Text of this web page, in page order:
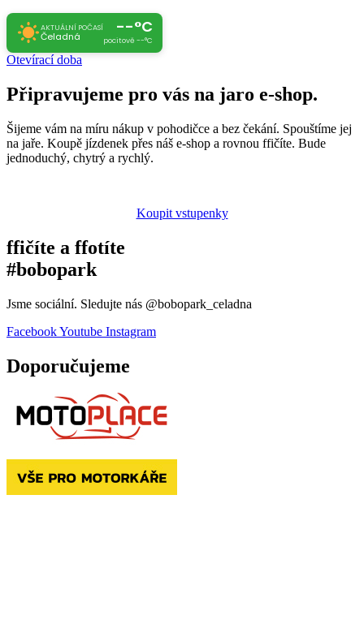
AKTUÁLNÍ POČASÍ
Čeladná --°C
pocitově --°C
Otevírací doba
Připravujeme pro vás na jaro e-shop.
Šijeme vám na míru nákup v pohodičce a bez čekání. Spouštíme jej
na jaře. Koupě jízdenek přes náš e-shop a rovnou ffičíte. Bude
jednoduchý, chytrý a rychlý.
Koupit vstupenky
ffičíte a ffotíte
#bobopark
Jsme sociální. Sledujte nás @bobopark_celadna
FacebookYoutube Instagram
Doporučujeme